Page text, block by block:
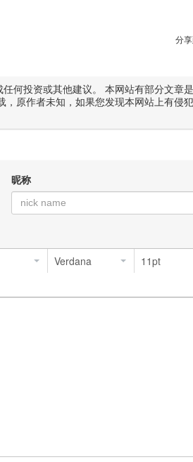
分
何投资或其他建议。 本网站有部分文章
原作者未知，如果您发现本网站上有侵
昵称
Verdana 11pt